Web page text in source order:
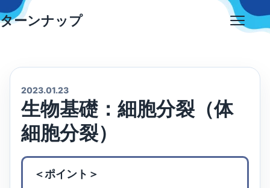
Skip
to
ターンナップ
2023.01.23
生物基礎：細胞分裂（体
細胞分裂）
＜ポイント＞